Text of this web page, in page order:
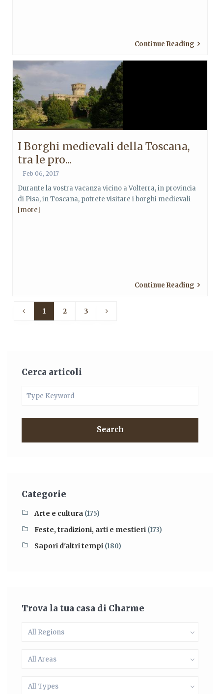
Continue Reading
I Borghi medievali della Toscana,
tra le pro...
Feb 06, 2017
Durante la vostra vacanza vicino a Volterra, in provincia
di Pisa, in Toscana, potrete visitare i borghi medievali
[more]
Continue Reading
1 2 3
Cerca articoli
Search
Categorie
Arte e cultura (175)
Feste, tradizioni, arti e mestieri (173)
Sapori d'altri tempi (180)
Trova la tua casa di Charme
All Regions
All Areas
All Types